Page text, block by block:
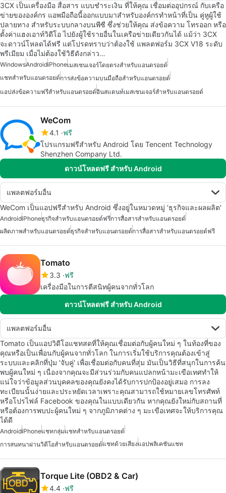
3CX เป็นเครื่องมือ สื่อสาร แบบชำระเงิน ที่ให้คุณ เชื่อมต่ออุปกรณ์ กับเครือ
ข่ายขององค์กร แอพมือถือนี้ออกแบบมาสำหรับองค์กรทำหน้าที่เป็น คู่หูผู้ใช้
ปลายทาง สำหรับระบบกลางบนพีซี ซึ่งช่วยให้คุณ ส่งข้อความ โทรออก หรือ
ตั้งค่าแฮงเอาท์วิดีโอ ไปยังผู้ใช้รายอื่นในเครือข่ายเดียวกันได้ แม้ว่า 3CX
จะดาวน์โหลดได้ฟรี แต่โปรดทราบว่าต้องใช้ แพลตฟอร์ม 3CX V18 ระดับ
พรีเมียม เมื่อไม่ต้องใช้วิธีดังกล่าว…
WindowsAndroidiPhoneเมสเซนเจอร์โดยตรงสำหรับแอนดรอยด์
แชทสำหรับแอนดรอยด์การส่งข้อความบนมือถือสำหรับแอนดรอยด์
แอปส่งข้อความฟรีสำหรับแอนดรอยด์อินสแตนท์เมสเซนเจอร์สำหรับแอนดรอยด์
WeCom
4.1
ฟรี
โปรแกรมฟรีสำหรับ Android โดย Tencent Technology
Shenzhen Company Ltd.
ดาวน์โหลดฟรี สำหรับ Android
แพลตฟอร์มอื่น
WeCom เป็นแอปฟรีสำหรับ Android ซึ่งอยู่ในหมวดหมู่ 'ธุรกิจและผลผลิต'
AndroidiPhoneธุรกิจสำหรับแอนดรอยด์ฟรีการสื่อสารสำหรับแอนดรอยด์
ผลิตภาพสำหรับแอนดรอยด์ธุรกิจสำหรับแอนดรอยด์การสื่อสารสำหรับแอนดรอยด์ฟรี
Tomato
3.3 ฟรี
เครื่องมือในการตีสนิทผู้คนจากทั่วโลก
ดาวน์โหลดฟรี สำหรับ Android
แพลตฟอร์มอื่น
Tomato เป็นแอปวิดีโอแชทสดที่ให้คุณเชื่อมต่อกับผู้คนใหม่ ๆ ในท้องที่ของ
คุณหรือเป็นเพื่อนกับผู้คนจากทั่วโลก ในการเริ่มใช้บริการคุณต้องเข้าสู่
ระบบและคลิกที่ปุ่ม 'จับคู่' เพื่อเชื่อมต่อกับคนที่สุ่ม มันเป็นวิธีที่สนุกในการค้น
พบผู้คนใหม่ ๆ เนื่องจากคุณจะมีส่วนร่วมกับคนแปลกหน้ามะเขือเทศทำให้
แน่ใจว่าข้อมูลส่วนบุคคลของคุณยังคงได้รับการปกป้องอยู่เสมอ การลง
ทะเบียนนั้นง่ายและประหยัดเวลาเพราะคุณสามารถใช้หมายเลขโทรศัพท์
หรือโปรไฟล์ Facebook ของคุณในแบบเดียวกัน หากคุณยังใหม่กับสถานที่
หรือต้องการพบปะผู้คนใหม่ ๆ จากภูมิภาคต่าง ๆ มะเขือเทศจะให้บริการคุณ
ได้ดี
AndroidiPhoneแชทกลุ่มแชทสำหรับแอนดรอยด์
การสนทนาผ่านวิดีโอสำหรับแอนดรอยด์แชทด้วยเสียงแอปพลิเคชันแชท
Torque Lite (OBD2 & Car)
4.4 ฟรี